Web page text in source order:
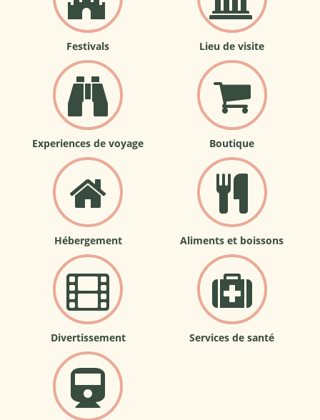
Festivals Lieu de visite
Experiences de voyage Boutique
Hébergement Aliments et boissons
Divertissement Services de santé